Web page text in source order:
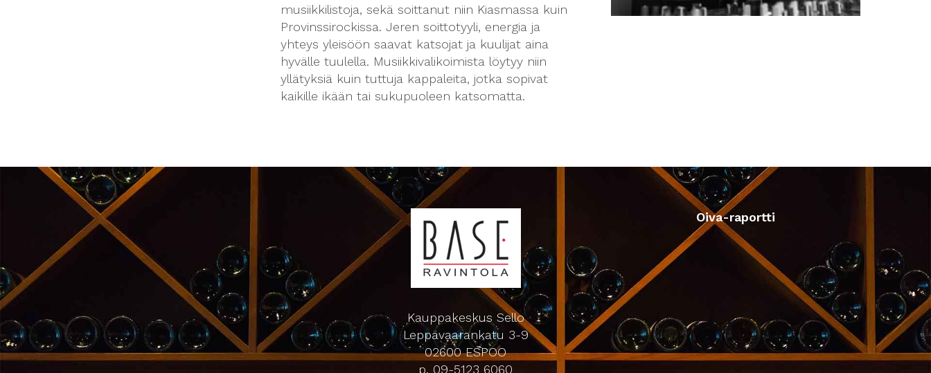
musiikkilistoja, sekä soittanut niin Kiasmassa kuin
Provinssirockissa. Jeren soittotyyli, energia ja
yhteys yleisöön saavat katsojat ja kuulijat aina
hyvälle tuulella. Musiikkivalikoimista löytyy niin
yllätyksiä kuin tuttuja kappaleita, jotka sopivat
kaikille ikään tai sukupuoleen katsomatta.
Kauppakeskus Sello
Leppävaarankatu 3-9
02600 ESPOO
p. 09-5123 6060
Oiva-raportti